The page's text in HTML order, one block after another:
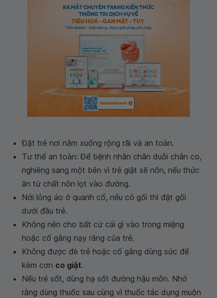
Đặt trẻ nơi nằm xuống rộng rãi và an toàn.
Tư thế an toàn: Để bệnh nhân chân duỗi chân co,
nghiêng sang một bên vì trẻ giật sẽ nôn, nếu thức
ăn từ chất nôn lọt vào đường.
Nới lỏng áo ở quanh cổ, nếu có gối thì đặt gối
dưới đầu trẻ.
Không nên cho bất cứ cái gì vào trong miệng
hoặc cố gắng nạy răng của trẻ.
Không được đè trẻ hoặc cố gắng dùng sức để
kèm cơn co giật.
Nếu trẻ sốt, dùng hạ sốt đường hậu môn. Nhớ
rằng dùng thuốc sau cùng vì thuốc tác dụng muộn